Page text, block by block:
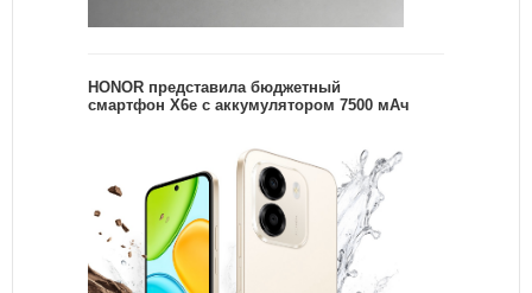
HONOR представила бюджетный
смартфон X6e с аккумулятором 7500 мАч